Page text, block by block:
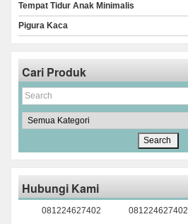
Tempat Tidur Anak Minimalis
Pigura Kaca
Cari Produk
Hubungi Kami
081224627402 081224627402